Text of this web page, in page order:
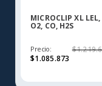
MICROCLIP XL LEL,
O2, CO, H2S
Precio:
$1.085.873
$1.219.